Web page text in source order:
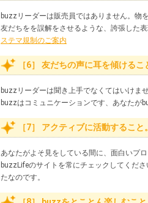
buzzリーダーは販売員ではありません。物
友だちをを誤解をさせるような、誇張した
ステマ規制のご案内
［6］ 友だちの声に耳を傾けるこ
buzzリーダーは聞き上手でなくてはいけませ
buzzはコミュニケーションです、あなたが
［7］ アクティブに活動すること。
あなたがよそ見をしている間に、面白いプ
buzzLifeのサイトを常にチェックしてくだ
たなのです。